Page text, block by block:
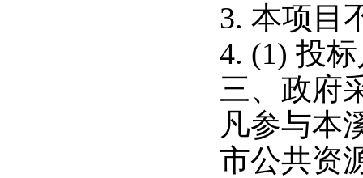
3. 本项目
4. (1) 投
三、政府
凡参与本
市公共资